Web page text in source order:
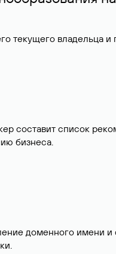
текущего владельца
составит список
бизнеса.
доменного имени и